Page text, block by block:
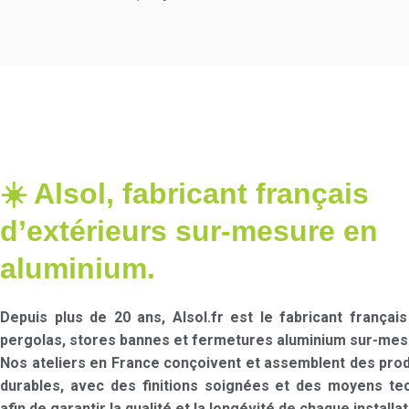
☀️ Alsol, fabricant français
d’extérieurs sur-mesure en
aluminium.
Depuis plus de 20 ans, Alsol.fr est le fabricant
pergolas, stores bannes et fermetures aluminium sur-
Nos ateliers en France conçoivent et assemblent des
durables, avec des finitions soignées et des moyens